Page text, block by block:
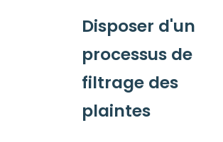
Disposer d'un
processus de
filtrage des
plaintes